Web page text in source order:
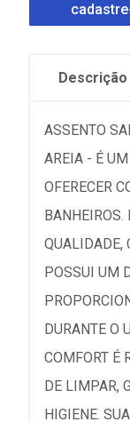
Descrição
ASSENTO
AREIA - É
OFERECER
BANHEIROS.
QUALIDADE,
POSSUI UM
DURANTE O
COMFORT É
DE LIMPAR,
HIGIENE.